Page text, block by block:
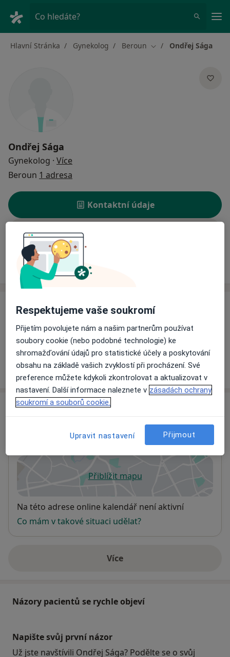
Co hledáte?
Hlavní Stránka Gynekolog Beroun Změna města
Ondřej Sága
Ondřej Sága
Gynekolog · Více
Beroun 1 adresa
Kontaktní údaje
Rezervovat termín
Ceník Adresy
Ceník
Informace o službách a cenách nejsou k dispozici
Tento specialista ještě nepřidával žádné informace o
svých službách.
Adresa
Ordinace
Přiblížit mapuse otevře v nové záložce
Dostupnost
Na této adrese online kalendář není aktivní
Co mám v takové situaci udělat?
Víceo adrese
Názory pacientů se rychle objeví
Napište svůj první názor
Už jste navštívili Ondřej Sága? Podělte se o svůj
Respektujeme vaše soukromí
Přijetím povolujete nám a našim partnerům používat
soubory cookie (nebo podobné technologie) ke
shromažďování údajů pro statistické účely a poskytování
obsahu na základě vašich zvyklostí při procházení. Své
preference můžete kdykoli zkontrolovat a aktualizovat v
nastavení. Další informace naleznete v zásadách ochrany
soukromí a souborů cookie.
Upravit nastavení Přijmout